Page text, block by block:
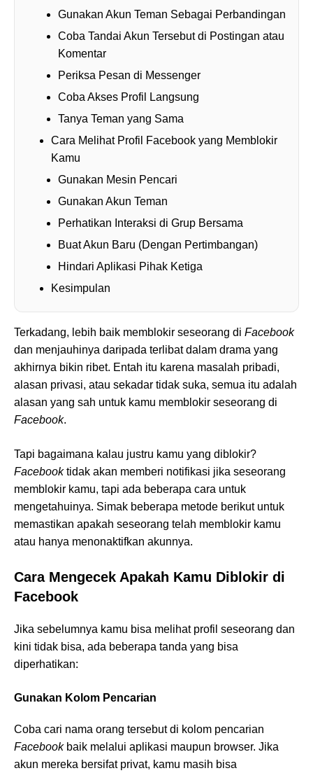
Gunakan Akun Teman Sebagai Perbandingan
Coba Tandai Akun Tersebut di Postingan atau
Komentar
Periksa Pesan di Messenger
Coba Akses Profil Langsung
Tanya Teman yang Sama
Cara Melihat Profil Facebook yang Memblokir
Kamu
Gunakan Mesin Pencari
Gunakan Akun Teman
Perhatikan Interaksi di Grup Bersama
Buat Akun Baru (Dengan Pertimbangan)
Hindari Aplikasi Pihak Ketiga
Kesimpulan
Terkadang, lebih baik memblokir seseorang di Facebook
dan menjauhinya daripada terlibat dalam drama yang
akhirnya bikin ribet. Entah itu karena masalah pribadi,
alasan privasi, atau sekadar tidak suka, semua itu adalah
alasan yang sah untuk kamu memblokir seseorang di
Facebook.
Tapi bagaimana kalau justru kamu yang diblokir?
Facebooktidak akan memberi notifikasi jika seseorang
memblokir kamu, tapi ada beberapa cara untuk
mengetahuinya. Simak beberapa metode berikut untuk
memastikan apakah seseorang telah memblokir kamu
atau hanya menonaktifkan akunnya.
Cara Mengecek Apakah Kamu Diblokir di
Facebook
Jika sebelumnya kamu bisa melihat profil seseorang dan
kini tidak bisa, ada beberapa tanda yang bisa
diperhatikan:
Gunakan Kolom Pencarian
Coba cari nama orang tersebut di kolom pencarian
Facebookbaik melalui aplikasi maupun browser. Jika
akun mereka bersifat privat, kamu masih bisa